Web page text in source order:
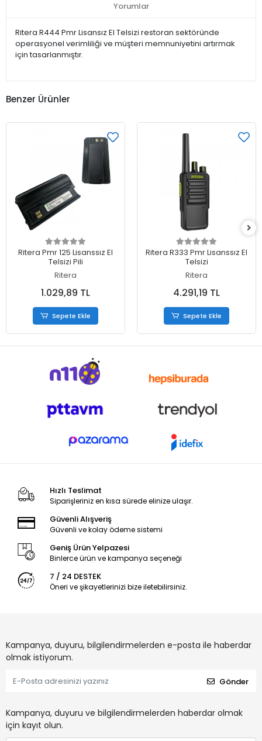
Yorumlar
Ritera R444 Pmr Lisansız El Telsizi restoran sektöründe
operasyonel verimliliği ve müşteri memnuniyetini artırmak
için tasarlanmıştır.
Benzer Ürünler
Sepete Ekle
Ritera Pmr 125 Lisanssız El
Telsizi Pili
Ritera
1.029,89 TL
Sepete Ekle
Sepete Ekle
Ritera R333 Pmr Lisanssız El
Telsizi
Ritera
4.291,19 TL
Sepete Ekle
Hızlı Teslimat
Siparişleriniz en kısa sürede elinize ulaşır.
Güvenli Alışveriş
Güvenli ve kolay ödeme sistemi
Geniş Ürün Yelpazesi
Binlerce ürün ve kampanya seçeneği
7 / 24 DESTEK
Öneri ve şikayetlerinizi bize iletebilirsiniz.
Kampanya, duyuru, bilgilendirmelerden e-posta ile haberdar
olmak istiyorum.
Gönder
Kampanya, duyuru ve bilgilendirmelerden haberdar olmak
için kayıt olun.